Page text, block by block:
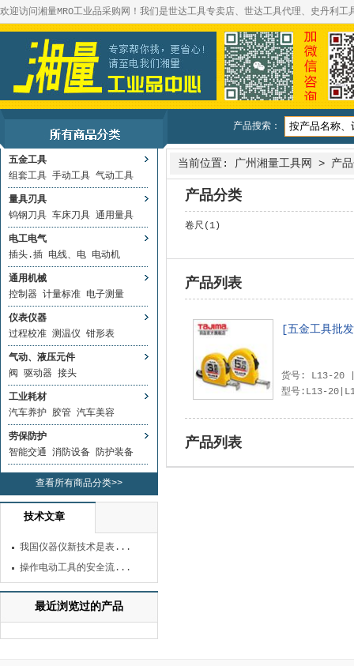
欢迎访问湘量MRO工业品采购网！我们是世达工具专卖店、世达工具代理、史丹利
产品搜索：
五金工具
组套工具 手动工具 气动工具
量具刃具
钨钢刀具 车床刀具 通用量具
电工电气
插头.插 电线、电 电动机
通用机械
控制器 计量标准 电子测量
仪表仪器
过程校准 测温仪 钳形表
气动、液压元件
阀
驱动器 接头
工业耗材
汽车养护 胶管 汽车美容
劳保防护
智能交通 消防设备 防护装备
查看所有商品分类>>
技术文章
我国仪器仪新技术是表...
操作电动工具的安全流...
最近浏览过的产品
当前位置: 广州湘量工具网 > 产
产品分类
卷尺(1)
产品列表
[五金工具批
货号: L13-20
型号:L13-
产品列表